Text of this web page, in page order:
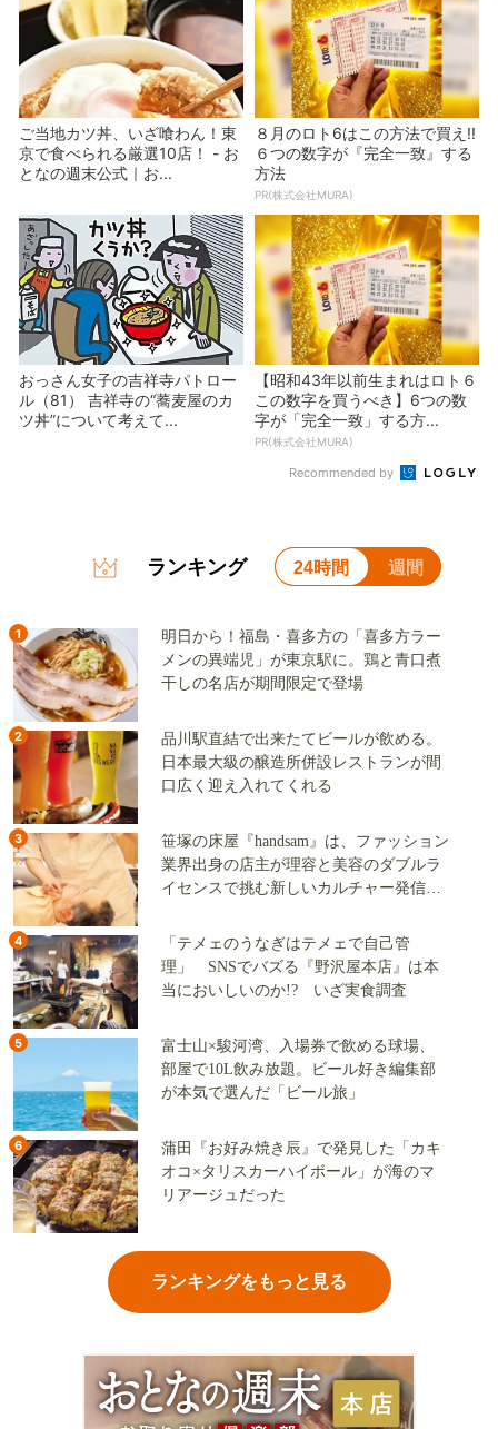
ご当地カツ丼、いざ喰わん！東
京で食べられる厳選10店！ - お
となの週末公式｜お...
８月のロト6はこの方法で買え!!
６つの数字が『完全一致』する
方法
PR(株式会社MURA)
おっさん女子の吉祥寺パトロー
ル（81） 吉祥寺の“蕎麦屋のカ
ツ丼”について考えて...
【昭和43年以前生まれはロト６
この数字を買うべき】6つの数
字が「完全一致」する方...
PR(株式会社MURA)
Recommended by
ランキング 24時間 週間
1
明日から！福島・喜多方の「喜多方ラー
メンの異端児」が東京駅に。鶏と青口煮
干しの名店が期間限定で登場
2
品川駅直結で出来たてビールが飲める。
日本最大級の醸造所併設レストランが間
口広く迎え入れてくれる
3
笹塚の床屋『handsam』は、ファッション
業界出身の店主が理容と美容のダブルラ
イセンスで挑む新しいカルチャー発信基
4
「テメェのうなぎはテメェで自己管
理」 SNSでバズる『野沢屋本店』は本
当においしいのか!? いざ実食調査
5
富士山×駿河湾、入場券で飲める球場、
部屋で10L飲み放題。ビール好き編集部
が本気で選んだ「ビール旅」
6
蒲田『お好み焼き辰』で発見した「カキ
オコ×タリスカーハイボール」が海のマ
リアージュだった
ランキングをもっと見る